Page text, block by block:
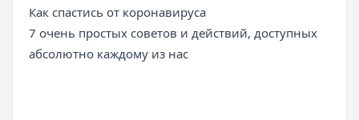
Как спастись от коронавируса
7 очень простых советов и действий, доступных
абсолютно каждому из нас